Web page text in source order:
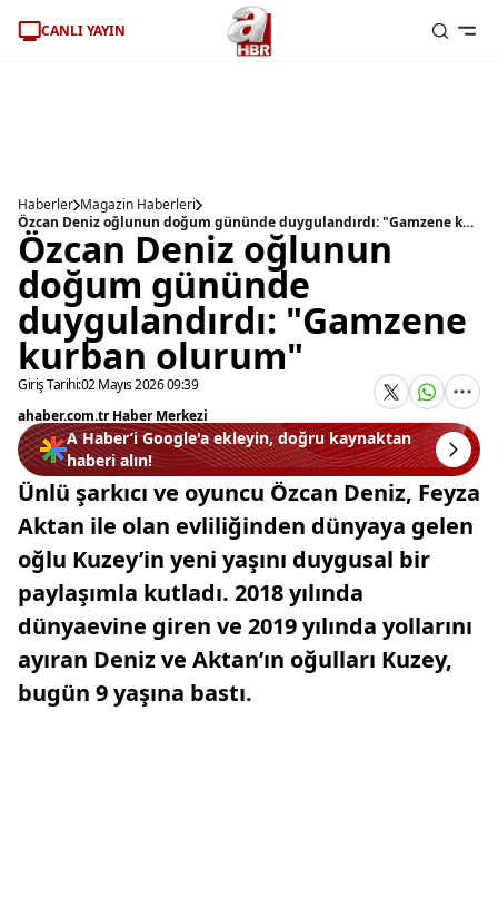
CANLI YAYIN
Haberler Magazin Haberleri
Özcan Deniz oğlunun doğum gününde duygulandırdı: "Gamzene kurban olurum"
Özcan Deniz oğlunun
doğum gününde
duygulandırdı: "Gamzene
kurban olurum"
Giriş Tarihi:02 Mayıs 2026 09:39
ahaber.com.tr Haber Merkezi
A Haber’i Google'a ekleyin, doğru kaynaktan
haberi alın!
Ünlü şarkıcı ve oyuncu Özcan Deniz, Feyza
Aktan ile olan evliliğinden dünyaya gelen
oğlu Kuzey’in yeni yaşını duygusal bir
paylaşımla kutladı. 2018 yılında
dünyaevine giren ve 2019 yılında yollarını
ayıran Deniz ve Aktan’ın oğulları Kuzey,
bugün 9 yaşına bastı.